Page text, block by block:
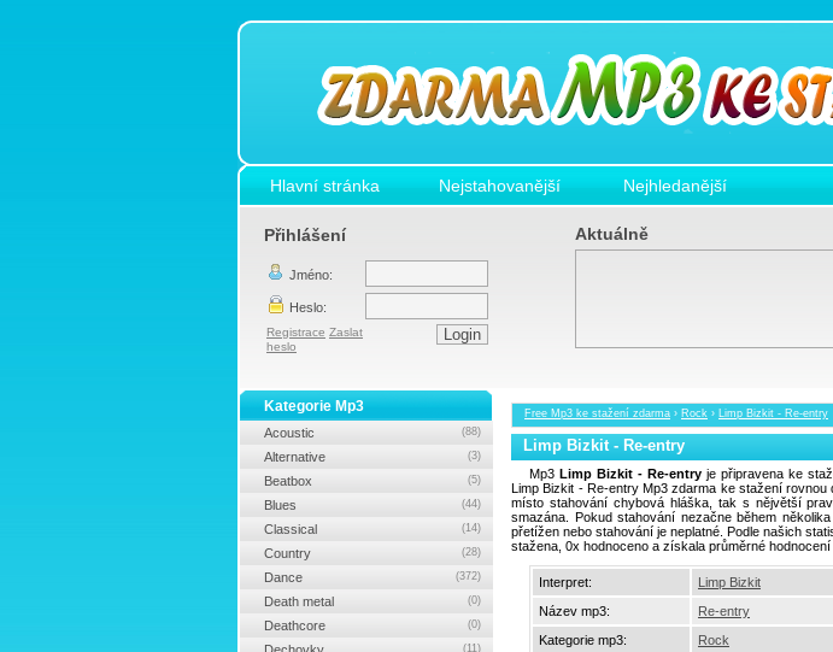
Hlavní stránka Nejstahovanější Nejhledanější
Přihlášení
Jméno:
Heslo:
Registrace Zaslat
heslo
Aktuálně
Free Mp3 ke stažení zdarma › Rock › Limp Bizkit - Re-entry
Limp Bizkit - Re-entry
Mp3 Limp Bizkit - Re-entry je připravena ke
Limp Bizkit - Re-entry Mp3 zdarma ke stažení
místo stahování chybová hláška, tak s nějvětší
smazána. Pokud stahování nezačne během
přetížen nebo stahování je neplatné. Podle našich
stažena, 0x hodnoceno a získala průměrné hodnocení
Interpret:
Limp Bizkit
Název mp3:
Re-entry
Kategorie mp3:
Rock
Kategorie Mp3
Acoustic (88)
Alternative (3)
Beatbox (5)
Blues (44)
Classical (14)
Country (28)
Dance (372)
Death metal (0)
Deathcore (0)
(11)